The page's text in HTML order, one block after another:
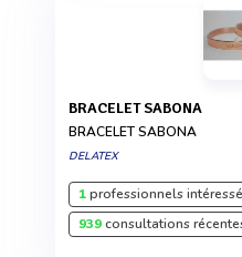
BRACELET SABONA
BRACELET SABONA
DELATEX
1professionnels
939consultations